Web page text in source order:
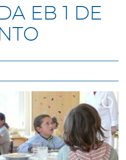
EB 1 DE